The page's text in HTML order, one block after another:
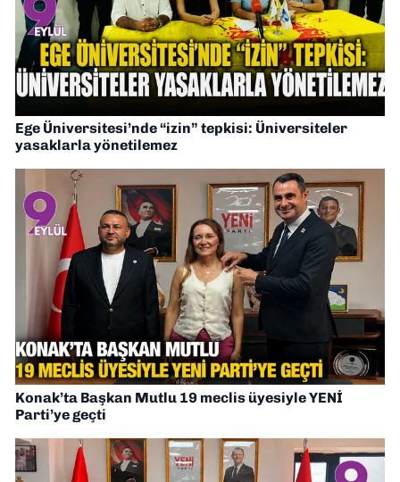
Ege Üniversitesi’nde “izin” tepkisi: Üniversiteler
yasaklarla yönetilemez
Konak’ta Başkan Mutlu 19 meclis üyesiyle YENİ
Parti’ye geçti